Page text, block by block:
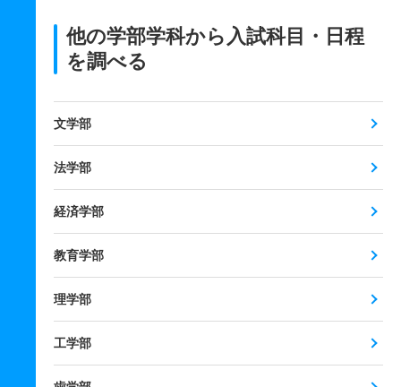
他の学部学科から入試科目・日程
を調べる
文学部
法学部
経済学部
教育学部
理学部
工学部